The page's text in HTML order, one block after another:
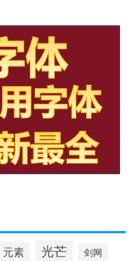
元素 光芒
剑网